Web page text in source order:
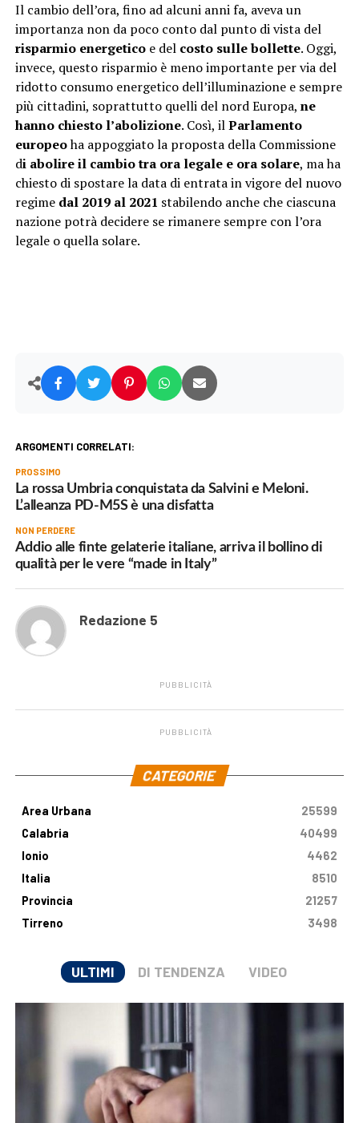
Il cambio dell’ora, fino ad alcuni anni fa, aveva un
importanza non da poco conto dal punto di vista del
risparmio energeticoe del costo sulle bollette. Oggi,
invece, questo risparmio è meno importante per via del
ridotto consumo energetico dell’illuminazione e sempre
più cittadini, soprattutto quelli del nord Europa, ne
hanno chiesto l’abolizione. Così, ilParlamento
europeoha appoggiato la proposta della Commissione
di abolire il cambio tra ora legale e ora solare, ma ha
chiesto di spostare la data di entrata in vigore del nuovo
regime dal 2019 al 2021 stabilendo anche che ciascuna
nazione potrà decidere se rimanere sempre con l’ora
legale o quella solare.
ARGOMENTI CORRELATI:
PROSSIMO
La rossa Umbria conquistata da Salvini e Meloni.
L’alleanza PD-M5S è una disfatta
NON PERDERE
Addio alle finte gelaterie italiane, arriva il bollino di
qualità per le vere “made in Italy”
Redazione 5
PUBBLICITÀ
PUBBLICITÀ
CATEGORIE
Area Urbana
25599
Calabria
40499
Ionio
4462
Italia
8510
Provincia
21257
Tirreno
3498
ULTIMI DI TENDENZA VIDEO